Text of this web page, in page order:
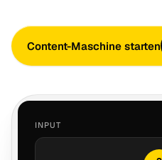
Content-Maschine starten
INPUT